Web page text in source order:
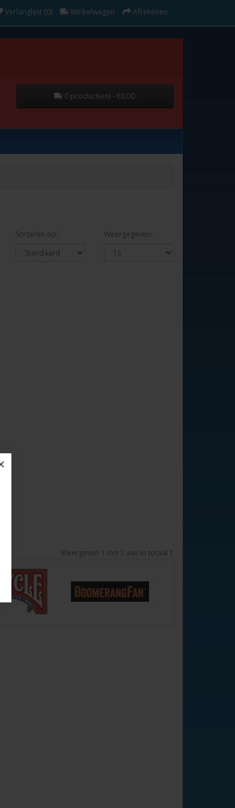
Verlanglijst (0) Winkelwagen Afrekenen
0 product(en) - €0,00
Sorteren op: Weergegeven:
Weergeven 1 t/m 1 van in totaal 1